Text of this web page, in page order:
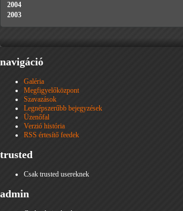
2004
2003
navigáció
Galéria
Megfigyelőközpont
Szavazások
Legnépszerűbb bejegyzések
Üzenőfal
Verzió história
RSS értesítő feedek
trusted
Csak trusted usereknek
admin